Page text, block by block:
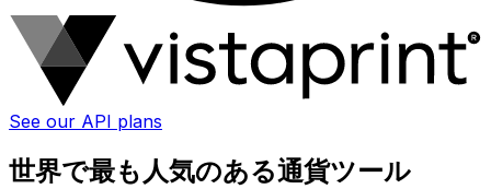
See our API plans
世界で最も人気のある通貨ツール